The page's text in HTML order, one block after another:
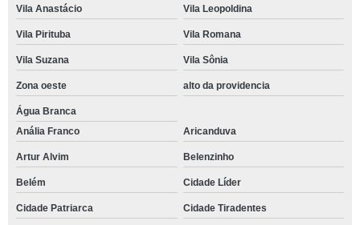
Vila Anastácio Vila Leopoldina
Vila Pirituba Vila Romana
Vila Suzana Vila Sônia
Zona oeste alto da providencia
Água Branca
Anália Franco
Aricanduva
Artur Alvim Belenzinho
Belém Cidade Líder
Cidade Patriarca Cidade Tiradentes